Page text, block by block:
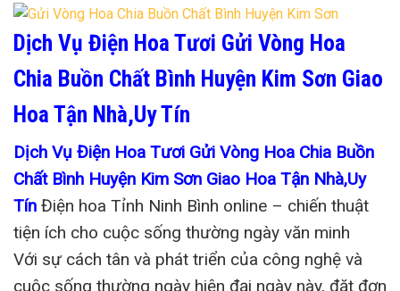
Dịch Vụ Điện Hoa Tươi Gửi Vòng Hoa
Chia Buồn Chất Bình Huyện Kim Sơn Giao
Hoa Tận Nhà,Uy Tín
Dịch Vụ Điện Hoa Tươi Gửi Vòng Hoa Chia Buồn
Chất Bình Huyện Kim Sơn Giao Hoa Tận Nhà,Uy
Tín Điện hoa Tỉnh Ninh Bình online – chiến thuật
tiện ích cho cuộc sống thường ngày văn minh
Với sự cách tân và phát triển của công nghệ và
cuộc sống thường ngày hiện đại ngày này, đặt đơn